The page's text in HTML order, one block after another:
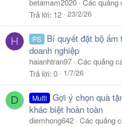
betamam2020 Các quảng
Trả lời 12 23/2/26
H PS
Bí quyết đặt bộ ấm
doanh nghiệp
haianhtran97 Các quảng
Trả lời 0 1/7/26
D Multi Gợi ý chọn quà
khác biệt hoàn toàn
diemhong642 Các quảng